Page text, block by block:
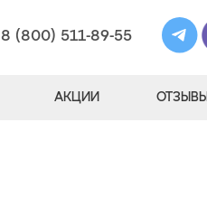
8 (800) 511-89-55
АКЦИИ ОТЗЫВЫ